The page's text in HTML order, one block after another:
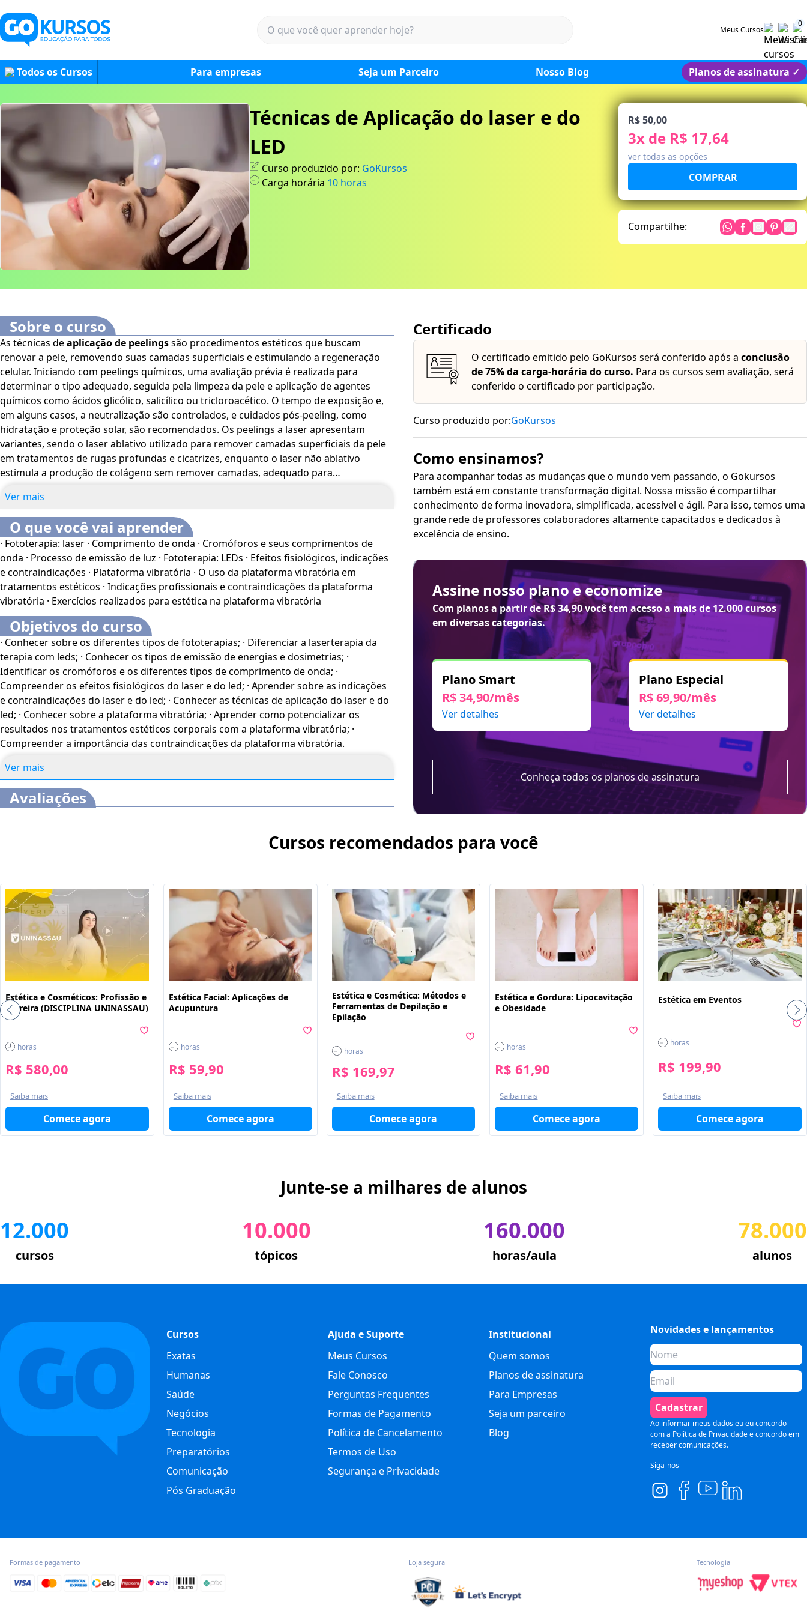
Meus Cursos
0
Todos os Cursos Para empresas Seja um Parceiro Nosso Blog Planos de assinatura ✓
Técnicas de Aplicação do laser e do
LED
Curso produzido por: GoKursos
Carga horária 10 horas
R$ 50,00
3x de R$ 17,64
ver todas as opções
Compartilhe:
Sobre o curso
As técnicas deaplicação de peelingssão procedimentos estéticos que buscam
renovar a pele, removendo suas camadas superficiais e estimulando a regeneração
celular. Iniciando com peelings químicos, uma avaliação prévia é realizada para
determinar o tipo adequado, seguida pela limpeza da pele e aplicação de agentes
químicos como ácidos glicólico, salicílico ou tricloroacético. O tempo de exposição e,
em alguns casos, a neutralização são controlados, e cuidados pós-peeling, como
hidratação e proteção solar, são recomendados. Os peelings a laser apresentam
variantes, sendo o laser ablativo utilizado para remover camadas superficiais da pele
em tratamentos de rugas profundas e cicatrizes, enquanto o laser não ablativo
estimula a produção de colágeno sem remover camadas, adequado para
Peelingsé voltado para profissionais e estudantes da área de Estética e Cosmética
além de interessados no assunto.O conteúdo do curso ficará disponível por até 120
dias após a compra.
Ver mais
O que você vai aprender
· Fototerapia: laser · Comprimento de onda · Cromóforos e seus comprimentos de
onda · Processo de emissão de luz · Fototerapia: LEDs · Efeitos fisiológicos, indicações
e contraindicações · Plataforma vibratória · O uso da plataforma vibratória em
tratamentos estéticos · Indicações profissionais e contraindicações da plataforma
vibratória · Exercícios realizados para estética na plataforma vibratória
Objetivos do curso
· Conhecer sobre os diferentes tipos de fototerapias; · Diferenciar a laserterapia da
terapia com leds; · Conhecer os tipos de emissão de energias e dosimetrias; ·
Identificar os cromóforos e os diferentes tipos de comprimento de onda; ·
Compreender os efeitos fisiológicos do laser e do led; · Aprender sobre as indicações
e contraindicações do laser e do led; · Conhecer as técnicas de aplicação do laser e do
led; · Conhecer sobre a plataforma vibratória; · Aprender como potencializar os
resultados nos tratamentos estéticos corporais com a plataforma vibratória; ·
Compreender a importância das contraindicações da plataforma vibratória.
Ver mais
Avaliações
Certificado
O certificado emitido pelo GoKursos será conferido após a conclusão
de 75% da carga-horária do curso. Para os cursos sem avaliação, será
conferido o certificado por participação.
Curso produzido por:GoKursos
Como ensinamos?
Para acompanhar todas as mudanças que o mundo vem passando, o Gokursos
também está em constante transformação digital. Nossa missão é compartilhar
conhecimento de forma inovadora, simplificada, acessível e ágil. Para isso, temos uma
grande rede de professores colaboradores altamente capacitados e dedicados à
excelência de ensino.
Assine nosso plano e economize
Com planos a partir deR$ 34,90você tem acesso a mais de 12.000 cursos
em diversas categorias.
Plano Smart
R$ 34,90/mês
Ver detalhes
Plano Especial
R$ 69,90/mês
Ver detalhes
Conheça todos os planos de assinatura
Cursos recomendados para você
Estética e Cosméticos: Profissão e
Carreira (DISCIPLINA UNINASSAU)
horas
R$ 580,00
Saiba mais
Comece agora
Estética Facial: Aplicações de
Acupuntura
horas
R$ 59,90
Saiba mais
Comece agora
Estética e Cosmética: Métodos e
Ferramentas de Depilação e
Epilação
horas
R$ 169,97
Saiba mais
Comece agora
Estética e Gordura: Lipocavitação
e Obesidade
horas
R$ 61,90
Saiba mais
Comece agora
Estética em Eventos
horas
R$ 199,90
Saiba mais
Comece agora
Junte-se a milhares de alunos
12.000
cursos
10.000
tópicos
160.000
horas/aula
78.000
alunos
Cursos
Exatas
Humanas
Saúde
Negócios
Tecnologia
Preparatórios
Comunicação
Pós Graduação
Ajuda e Suporte
Meus Cursos
Fale Conosco
Perguntas Frequentes
Formas de Pagamento
Política de Cancelamento
Termos de Uso
Segurança e Privacidade
Institucional
Quem somos
Planos de assinatura
Para Empresas
Seja um parceiro
Blog
Novidades e lançamentos
Cadastrar
Ao informar meus dados eu eu concordo
com a Política de Privacidadee concordo em
receber comunicações.
Siga-nos
Formas de pagamento Loja segura Tecnologia